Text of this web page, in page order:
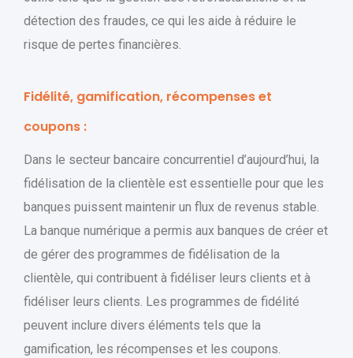
détection des fraudes, ce qui les aide à réduire le
risque de pertes financières.
Fidélité, gamification, récompenses et
coupons :
Dans le secteur bancaire concurrentiel d’aujourd’hui, la
fidélisation de la clientèle est essentielle pour que les
banques puissent maintenir un flux de revenus stable.
La banque numérique a permis aux banques de créer et
de gérer des programmes de fidélisation de la
clientèle, qui contribuent à fidéliser leurs clients et à
fidéliser leurs clients. Les programmes de fidélité
peuvent inclure divers éléments tels que la
gamification, les récompenses et les coupons.